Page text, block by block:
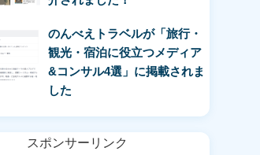
のんべえトラベルが「旅行・
観光・宿泊に役立つメディア
&コンサル4選」に掲載されま
した
スポンサーリンク